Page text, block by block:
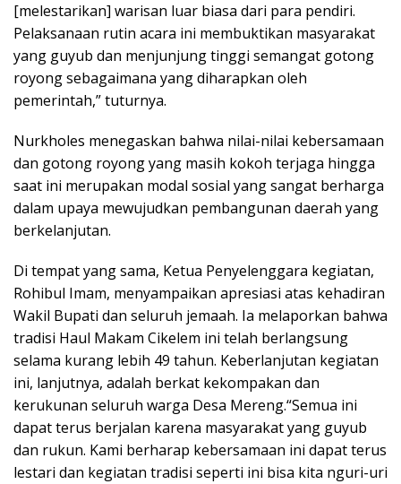
[melestarikan] warisan luar biasa dari para pendiri.
Pelaksanaan rutin acara ini membuktikan masyarakat
yang guyub dan menjunjung tinggi semangat gotong
royong sebagaimana yang diharapkan oleh
pemerintah,” tuturnya.
Nurkholes menegaskan bahwa nilai-nilai kebersamaan
dan gotong royong yang masih kokoh terjaga hingga
saat ini merupakan modal sosial yang sangat berharga
dalam upaya mewujudkan pembangunan daerah yang
berkelanjutan.
Di tempat yang sama, Ketua Penyelenggara kegiatan,
Rohibul Imam, menyampaikan apresiasi atas kehadiran
Wakil Bupati dan seluruh jemaah. Ia melaporkan bahwa
tradisi Haul Makam Cikelem ini telah berlangsung
selama kurang lebih 49 tahun. Keberlanjutan kegiatan
ini, lanjutnya, adalah berkat kekompakan dan
kerukunan seluruh warga Desa Mereng.“Semua ini
dapat terus berjalan karena masyarakat yang guyub
dan rukun. Kami berharap kebersamaan ini dapat terus
lestari dan kegiatan tradisi seperti ini bisa kita nguri-uri